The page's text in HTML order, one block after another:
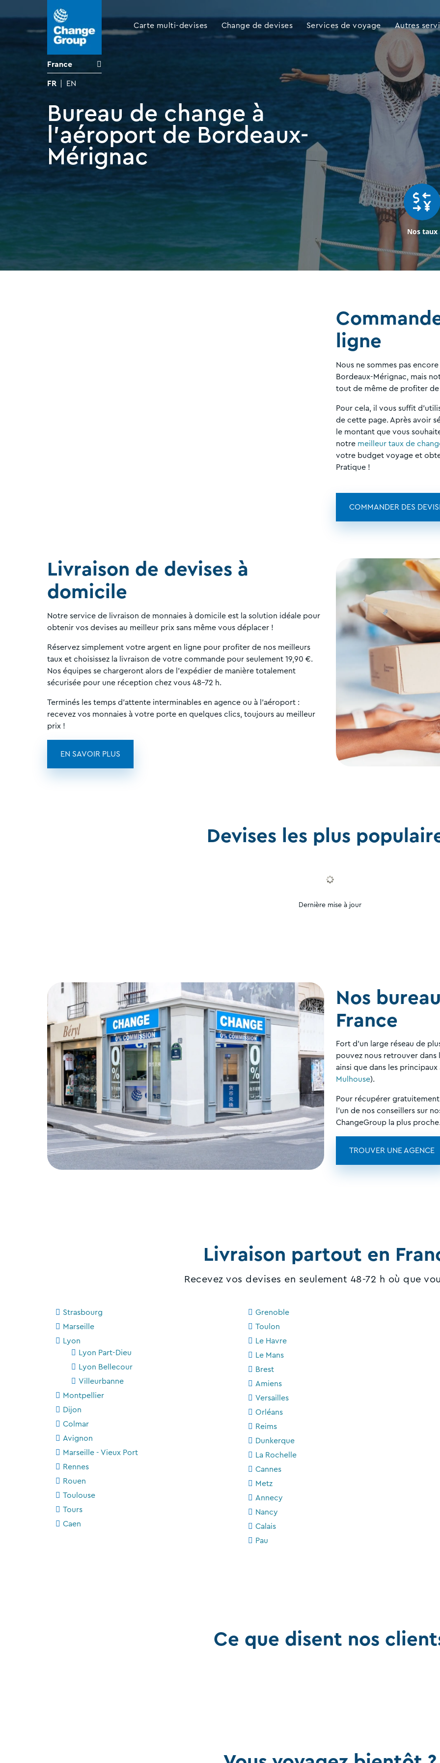
France
FR EN
Carte multi-devises Change de devises Services de voyage Autres
Bureau de change à
l'aéroport de Bordeaux-
Mérignac
Nos taux
ligne
Nous ne sommes pas
Bordeaux-Mérignac, mais
tout de même de profiter
Pour cela, il vous suffit
de cette page. Après avoir
le montant que vous
notre meilleur taux de
votre budget voyage et
Pratique !
COMMANDER DES
Livraison de devises à
domicile
Notre service de livraison de monnaies à domicile est la solution idéale pour
obtenir vos devises au meilleur prix sans même vous déplacer !
Réservez simplement votre argent en ligne pour profiter de nos meilleurs
taux et choisissez la livraison de votre commande pour seulement 19,90 €.
Nos équipes se chargeront alors de l'expédier de manière totalement
sécurisée pour une réception chez vous 48-72 h.
Terminés les temps d'attente interminables en agence ou à l'aéroport :
recevez vos monnaies à votre porte en quelques clics, toujours au meilleur
prix !
EN SAVOIR PLUS
Devises les plus
Dernière mise à jour
Nos
France
Fort d'un large réseau de
pouvez nous retrouver dans
ainsi que dans les
Mulhouse).
Pour récupérer
l'un de nos conseillers sur
ChangeGroup la plus
TROUVER UNE AGENCE
Livraison partout en
Recevez vos devises en seulement 48-72 h où que
Strasbourg
Marseille
Lyon
Lyon Part-Dieu
Lyon Bellecour
Villeurbanne
Montpellier
Dijon
Colmar
Avignon
Marseille - Vieux Port
Rennes
Rouen
Toulouse
Tours
Caen
Grenoble
Toulon
Le Havre
Le Mans
Brest
Amiens
Versailles
Orléans
Reims
Dunkerque
La Rochelle
Cannes
Metz
Annecy
Nancy
Calais
Pau
Ce que disent nos